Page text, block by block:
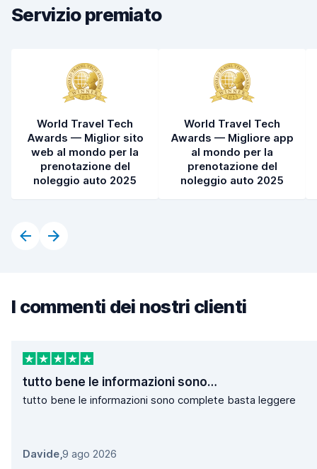
Pulizia del veicolo
Servizio premiato
World Travel Tech
Awards — Miglior sito
web al mondo per la
prenotazione del
noleggio auto 2025
World Travel Tech
Awards — Migliore app
al mondo per la
prenotazione del
noleggio auto 2025
I commenti dei nostri clienti
tutto bene le informazioni sono…
tutto bene le informazioni sono complete basta leggere
Davide,9 ago 2026